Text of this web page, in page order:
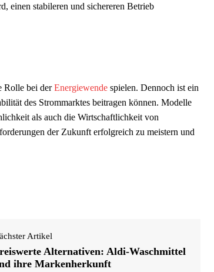
einen stabileren und sichereren Betrieb
Rolle bei derEnergiewende spielen. Dennoch ist ein
des Strommarktes beitragen können. Modelle
als auch die Wirtschaftlichkeit von
der Zukunft erfolgreich zu meistern und
Artikel
Alternativen: Aldi-Waschmittel
ihre Markenherkunft